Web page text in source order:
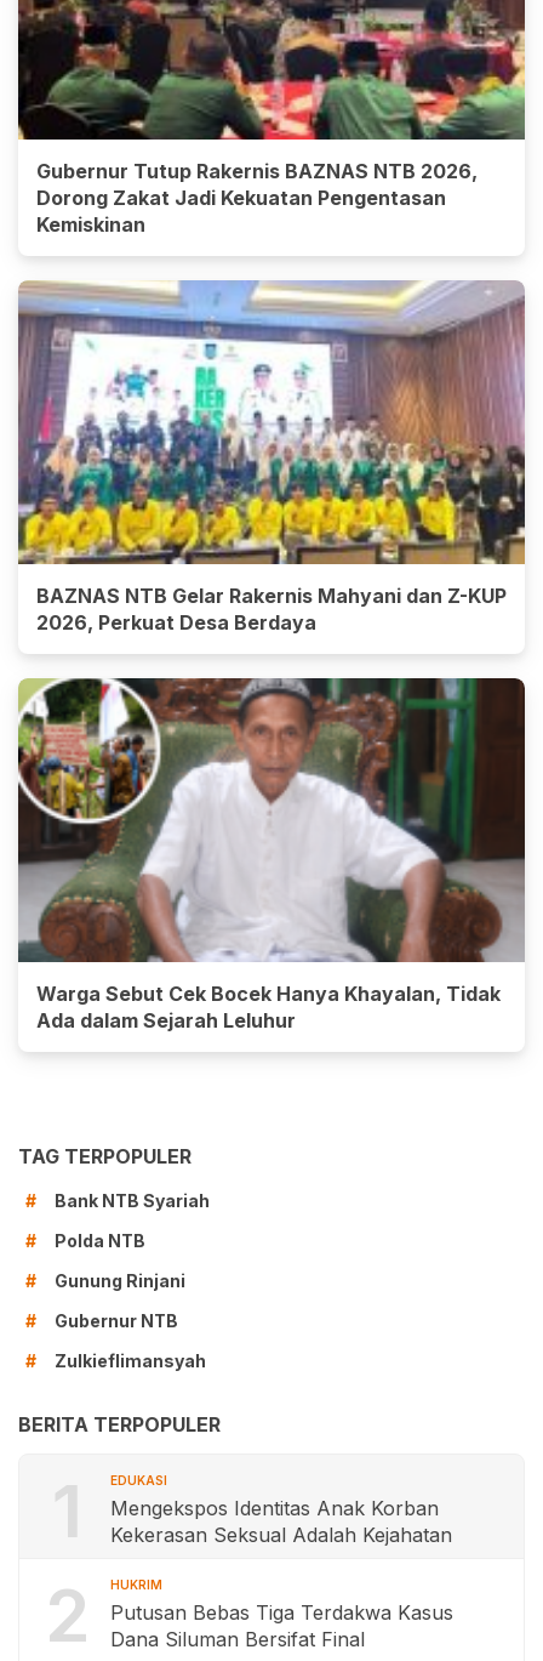
Gubernur Tutup Rakernis BAZNAS NTB 2026,
Dorong Zakat Jadi Kekuatan Pengentasan
Kemiskinan
BAZNAS NTB Gelar Rakernis Mahyani dan Z-KUP
2026, Perkuat Desa Berdaya
Warga Sebut Cek Bocek Hanya Khayalan, Tidak
Ada dalam Sejarah Leluhur
TAG TERPOPULER
#
Bank NTB Syariah
#
Polda NTB
#
Gunung Rinjani
#
Gubernur NTB
#
Zulkieflimansyah
BERITA TERPOPULER
1 EDUKASI
Mengekspos Identitas Anak Korban
Kekerasan Seksual Adalah Kejahatan
2 HUKRIM
Putusan Bebas Tiga Terdakwa Kasus
Dana Siluman Bersifat Final